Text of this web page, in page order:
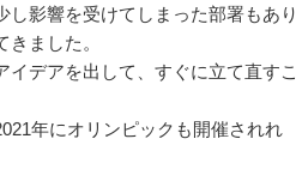
影響を受けてしまった部署もあり
ました。
デアを出して、すぐに立て直すこ
年にオリンピックも開催されれ